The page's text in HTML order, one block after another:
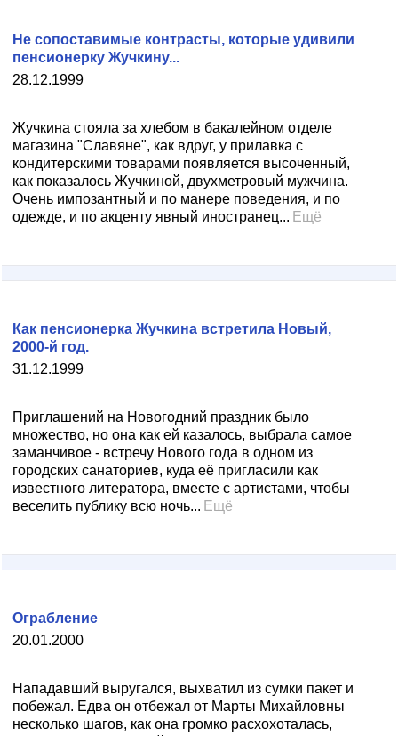
28.12.1999
Не сопоставимые контрасты, которые удивили
пенсионерку Жучкину...
Жучкина стояла за хлебом в бакалейном отделе
магазина "Славяне", как вдруг, у прилавка с
кондитерскими товарами появляется высоченный,
как показалось Жучкиной, двухметровый мужчина.
Очень импозантный и по манере поведения, и по
одежде, и по акценту явный иностранец... Ещё
31.12.1999
Как пенсионерка Жучкина встретила Новый,
2000-й год.
Приглашений на Новогодний праздник было
множество, но она как ей казалось, выбрала самое
заманчивое - встречу Нового года в одном из
городских санаториев, куда её пригласили как
известного литератора, вместе с артистами, чтобы
веселить публику всю ночь... Ещё
20.01.2000
Ограбление
Нападавший выругался, выхватил из сумки пакет и
побежал. Едва он отбежал от Марты Михайловны
несколько шагов, как она громко расхохоталась,